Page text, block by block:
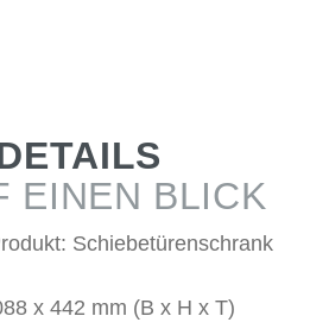
EINEN BLICK
Schiebetürenschrank
x 442 mm (B x H x T)